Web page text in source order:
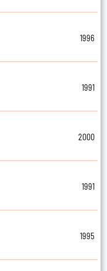
1996
1991
2000
1991
1995